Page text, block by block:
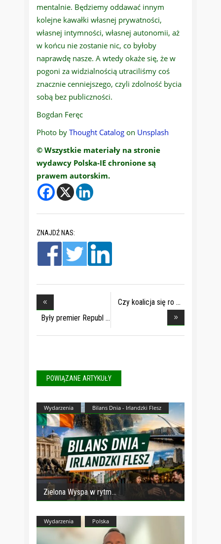
mentalnie. Będziemy oddawać innym
kolejne kawałki własnej prywatności,
własnej intymności, własnej autonomii, aż
w końcu nie zostanie nic, co byłoby
naprawdę nasze. A wtedy okaże się, że w
pogoni za widzialnością utraciliśmy coś
znacznie cenniejszego, czyli zdolność bycia
sobą bez publiczności.
Bogdan Feręc
Photo by Thought Catalog on Unsplash
© Wszystkie materiały na stronie
wydawcy Polska-IE chronione są
prawem autorskim.
ZNAJDŹ NAS:
Były premier Republ
Czy koalicja się ro
POWIĄZANE ARTYKUŁY
Wydarzenia Bilans Dnia - Irlandzki Flesz
Zielona Wyspa w rytm
Wydarzenia Polska